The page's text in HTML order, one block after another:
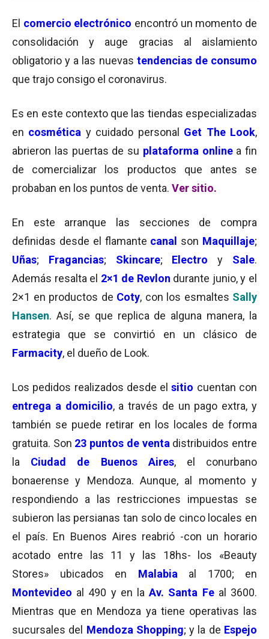
El comercio electrónico encontró un momento de
consolidación y auge gracias al aislamiento
obligatorio y a las nuevas tendencias de consumo
que trajo consigo el coronavirus.
Es en este contexto que las tiendas especializadas
en cosmética y cuidado personal Get The Look,
abrieron las puertas de su plataforma onlinea fin
de comercializar los productos que antes se
probaban en los puntos de venta. Ver sitio.
En este arranque las secciones de compra
definidas desde el flamante canal son Maquillaje;
Uñas; Fragancias; Skincare; Electro y Sale.
Además resalta el 2×1 de Revlon durante junio, y el
2×1 en productos de Coty, con los esmaltes Sally
Hansen. Así, se que replica de alguna manera, la
estrategia que se convirtió en un clásico de
Farmacity, el dueño de Look.
Los pedidos realizados desde elsitio cuentan con
entrega a domicilio, a través de un pago extra, y
también se puede retirar en los locales de forma
gratuita. Son 23 puntos de venta distribuidos entre
la Ciudad de Buenos Aires, el conurbano
bonaerense y Mendoza. Aunque, al momento y
respondiendo a las restricciones impuestas se
subieron las persianas tan solo de cinco locales en
el país. En Buenos Aires reabrió -con un horario
acotado entre las 11 y las 18hs- los «Beauty
Stores» ubicados en Malabia al 1700; en
Montevideo al 490 y en laAv. Santa Fe al 3600.
Mientras que en Mendoza ya tiene operativas las
sucursales del Mendoza Shopping; y la de Espejo